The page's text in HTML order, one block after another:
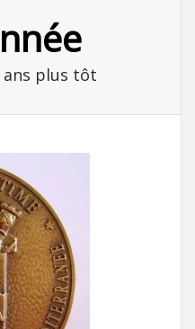
ans plus tôt